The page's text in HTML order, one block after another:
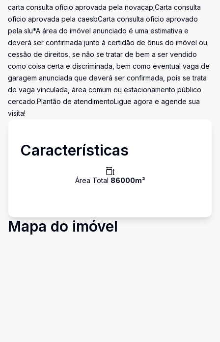
carta consulta ofício aprovada pela novacap;Carta consulta
ofício aprovada pela caesbCarta consulta ofício aprovado
pela slu*A área do imóvel anunciado é uma estimativa e
deverá ser confirmada junto à certidão de ônus do imóvel ou
cessão de direitos, se não se tratar de bem a ser vendido
como coisa certa e discriminada, bem como eventual vaga de
garagem anunciada que deverá ser confirmada, pois se trata
de vaga vinculada, área comum ou estacionamento público
cercado.Plantão de atendimentoLigue agora e agende sua
visita!
Características
Área Total 86000m²
Mapa do imóvel